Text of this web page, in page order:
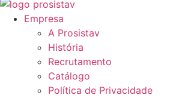
Empresa
A Prosistav
História
Recrutamento
Catálogo
Política de Privacidade